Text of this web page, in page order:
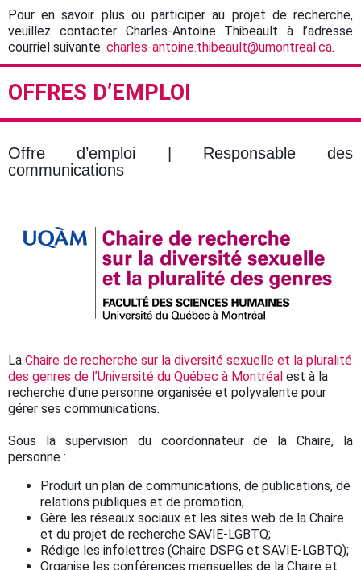
Pour en savoir plus ou participer au projet de recherche,
veuillez contacter Charles-Antoine Thibeault à l’adresse
courriel suivante: charles-antoine.thibeault@umontreal.ca.
OFFRES D’EMPLOI
Offre d’emploi
| Responsable des
communications
La Chaire de recherche sur la diversité sexuelle et la pluralité
des genres de l’Université du Québec à Montréal est à la
recherche d’une personne organisée et polyvalente pour
gérer ses communications.
Sous la supervision du coordonnateur de la Chaire, la
personne :
Produit un plan de communications, de publications, de
relations publiques et de promotion;
Gère les réseaux sociaux et les sites web de la Chaire
et du projet de recherche SAVIE-LGBTQ;
Rédige les infolettres (Chaire DSPG et SAVIE-LGBTQ);
Organise les conférences mensuelles de la Chaire et